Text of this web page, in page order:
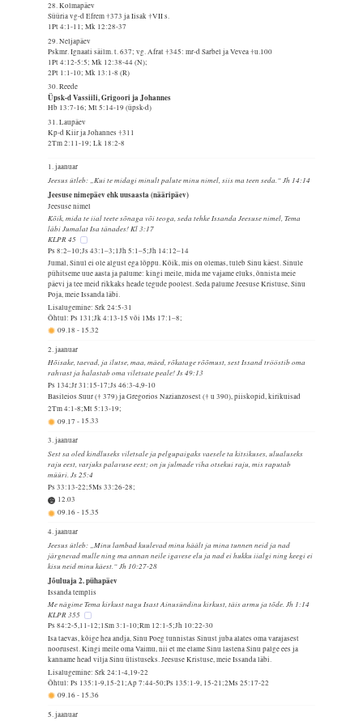
28. Kolmapäev
Süüria vg-d Efrem †373 ja Iisak †VII s.
1Pt 4:1-11; Mk 12:28-37
29. Neljapäev
Pskmr. Ignaati säilm. t. 637; vg. Afrat †345: mr-d Sarbel ja Vevea †u.100
1Pt 4:12-5:5; Mk 12:38-44 (N);
2Pt 1:1-10; Mk 13:1-8 (R)
30. Reede
Üpsk-d Vassiili, Grigoori ja Johannes
Hb 13:7-16; Mt 5:14-19 (üpsk-d)
31. Laupäev
Kp-d Kiir ja Johannes †311
2Tm 2:11-19; Lk 18:2-8
1. jaanuar
Jeesus ütleb: „Kui te midagi minult palute minu nimel, siis ma teen seda.“ Jh 14:14
Jeesuse nimepäev ehk uusaasta (nääripäev)
Jeesuse nimel
Kõik, mida te iial teete sõnaga või teoga, seda tehke Issanda Jeesuse nimel, Tema
läbi Jumalat Isa tänades! Kl 3:17
KLPR 45
Ps 8:2–10;Js 43:1–3;1Jh 5:1–5;Jh 14:12–14
Jumal, Sinul ei ole algust ega lõppu. Kõik, mis on olemas, tuleb Sinu käest. Sinule
pühitseme uue aasta ja palume: kingi meile, mida me vajame eluks, õnnista meie
päevi ja tee meid rikkaks heade tegude poolest. Seda palume Jeesuse Kristuse, Sinu
Poja, meie Issanda läbi.
Lisalugemine: Srk 24:5-31
Õhtul: Ps 131;Jk 4:13-15 või 1Ms 17:1–8;
09.18- 15.32
2. jaanuar
Hõisake, taevad, ja ilutse, maa, mäed, rõkatage rõõmust, sest Issand trööstib oma
rahvast ja halastab oma viletsate peale! Js 49:13
Ps 134;Jr 31:15-17;Js 46:3-4,9-10
Basileios Suur († 379) ja Gregorios Nazianzosest († u 390), piiskopid, kirikuisad
2Tm 4:1-8;Mt 5:13-19;
09.17- 15.33
3. jaanuar
Sest sa oled kindluseks viletsale ja pelgupaigaks vaesele ta kitsikuses, ulualuseks
raju eest, varjuks palavuse eest; on ju julmade viha otsekui raju, mis raputab
müüri. Js 25:4
Ps 33:13-22;5Ms 33:26-28;
12.03
09.16- 15.35
4. jaanuar
Jeesus ütleb: „Minu lambad kuulevad minu häält ja mina tunnen neid ja nad
järgnevad mulle ning ma annan neile igavese elu ja nad ei hukku iialgi ning keegi ei
kisu neid minu käest.“ Jh 10:27-28
Jõuluaja 2. pühapäev
Issanda templis
Me nägime Tema kirkust nagu Isast Ainusündinu kirkust, täis armu ja tõde. Jh 1:14
KLPR 355
Ps 84:2-5,11-12;1Sm 3:1-10;Rm 12:1-5;Jh 10:22-30
Isa taevas, kõige hea andja, Sinu Poeg tunnistas Sinust juba alates oma varajasest
noorusest. Kingi meile oma Vaimu, nii et me elame Sinu lastena Sinu palge ees ja
kanname head vilja Sinu ülistuseks. Jeesuse Kristuse, meie Issanda läbi.
Lisalugemine: Srk 24:1-4,19-22
Õhtul: Ps 135:1-9,15-21;Ap 7:44-50;Ps 135:1-9, 15-21;2Ms 25:17-22
09.16- 15.36
5. jaanuar